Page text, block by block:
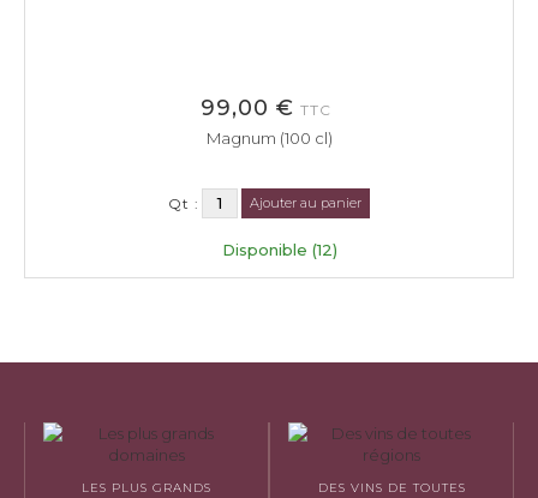
99,00 € TTC
Magnum (100 cl)
Qt : Ajouter au panier
Disponible (12)
LES PLUS GRANDS
DES VINS DE TOUTES